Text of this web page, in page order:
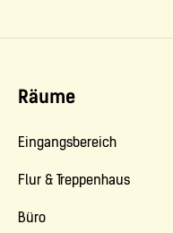
Räume
Eingangsbereich
Flur & Treppenhaus
Büro